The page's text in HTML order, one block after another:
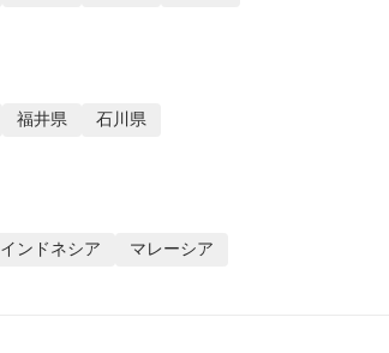
福井県 石川県
インドネシア マレーシア